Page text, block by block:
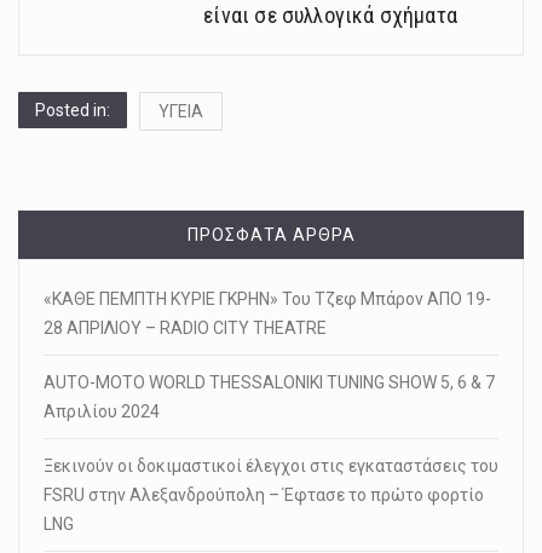
είναι σε συλλογικά σχήματα
Posted in: ΥΓΕΙΑ
ΠΡΌΣΦΑΤΑ ΆΡΘΡΑ
«ΚΑΘΕ ΠΕΜΠΤΗ ΚΥΡΙΕ ΓΚΡΗΝ» Του Τζεφ Μπάρον ΑΠΟ 19-
28 ΑΠΡΙΛΙΟΥ – RADIO CITY THEATRE
AUTO-MOTO WORLD THESSALONIKI TUNING SHOW 5, 6 & 7
Απριλίου 2024
Ξεκινούν οι δοκιμαστικοί έλεγχοι στις εγκαταστάσεις του
FSRU στην Αλεξανδρούπολη – Έφτασε το πρώτο φορτίο
LNG